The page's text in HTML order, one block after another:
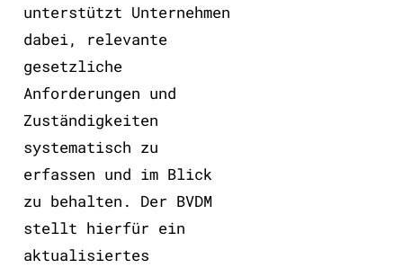
unterstützt Unternehmen
dabei, relevante
gesetzliche
Anforderungen und
Zuständigkeiten
systematisch zu
erfassen und im Blick
zu behalten. Der BVDM
stellt hierfür ein
aktualisiertes